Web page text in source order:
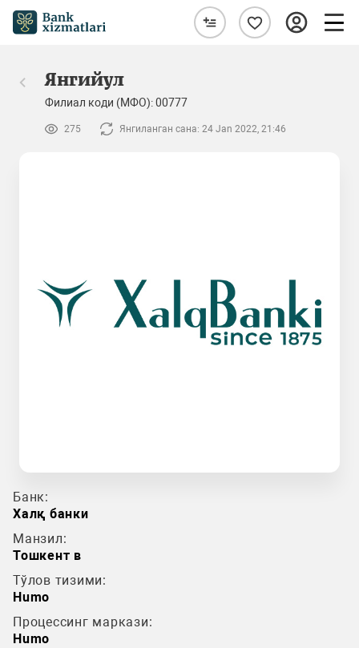
Янгийул
Филиал коди (МФО): 00777
275 Янгиланган сана: 24 Jan 2022, 21:46
Банк:
Халқ банки
Манзил:
Тошкент в
Тўлов тизими:
Humo
Процессинг маркази:
Humo